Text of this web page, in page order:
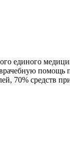
единого
70% средств